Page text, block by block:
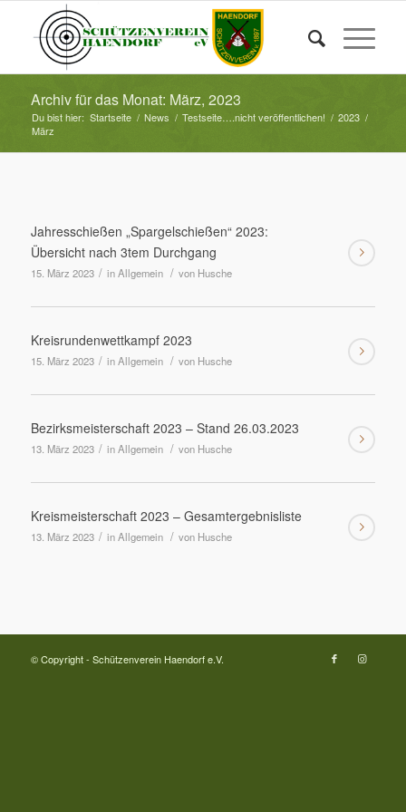
Archiv für das Monat: März, 2023
Du bist hier: Startseite / News / Testseite….nicht veröffentlichen! / 2023 /
März
Jahresschießen „Spargelschießen“ 2023:
Übersicht nach 3tem Durchgang
15. März 2023 / inAllgemein / von Husche
Kreisrundenwettkampf 2023
15. März 2023 / inAllgemein / von Husche
Bezirksmeisterschaft 2023 – Stand 26.03.2023
13. März 2023 / inAllgemein / von Husche
Kreismeisterschaft 2023 – Gesamtergebnisliste
13. März 2023 / inAllgemein / von Husche
© Copyright - Schützenverein Haendorf e.V.